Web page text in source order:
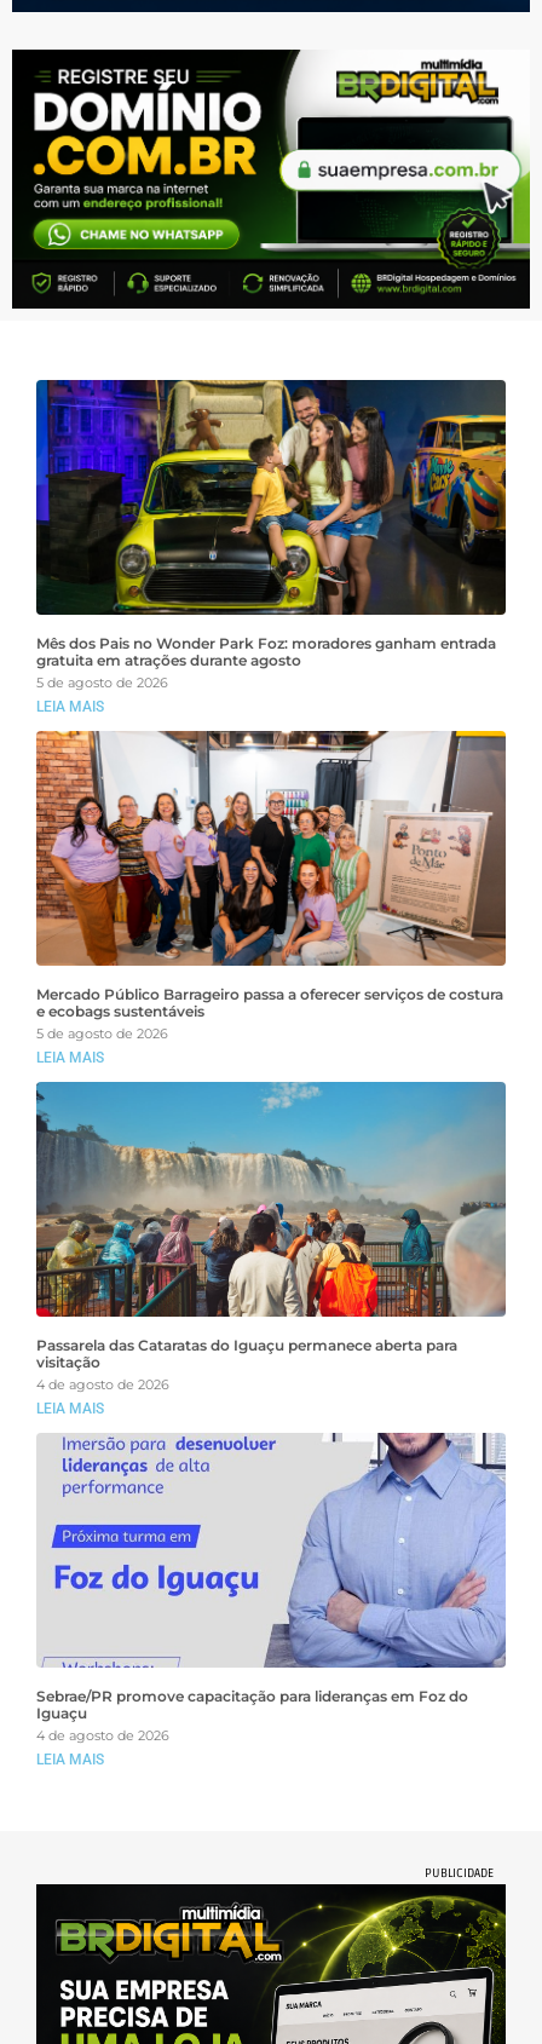
Mês dos Pais no Wonder Park Foz: moradores ganham entrada
gratuita em atrações durante agosto
5 de agosto de 2026
LEIA MAIS
Mercado Público Barrageiro passa a oferecer serviços de costura
e ecobags sustentáveis
5 de agosto de 2026
LEIA MAIS
Passarela das Cataratas do Iguaçu permanece aberta para
visitação
4 de agosto de 2026
LEIA MAIS
Sebrae/PR promove capacitação para lideranças em Foz do
Iguaçu
4 de agosto de 2026
LEIA MAIS
PUBLICIDADE